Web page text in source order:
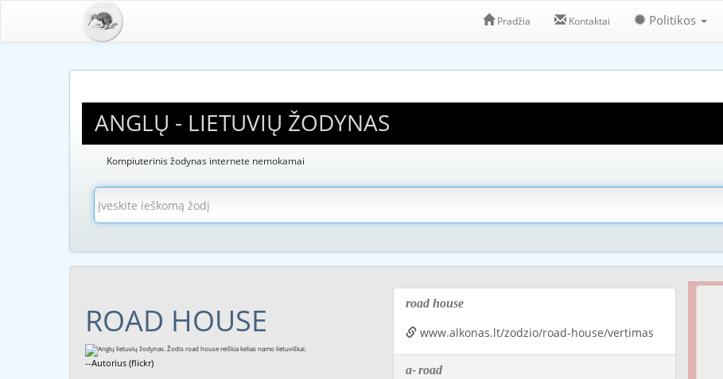
Pradžia Kontaktai Politikos
ANGLŲ - LIETUVIŲ ŽODYNAS
Kompiuterinis žodynas internete nemokamai
ROAD HOUSE
--Autorius (flickr)
road house
www.alkonas.lt/zodzio/road-house/vertimas
a-road